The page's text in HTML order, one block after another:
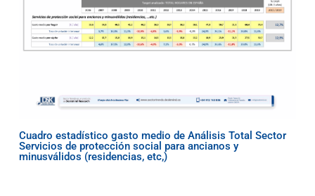
Cuadro estadístico gasto medio de Análisis Total Sector
Servicios de protección social para ancianos y
minusválidos (residencias, etc,)